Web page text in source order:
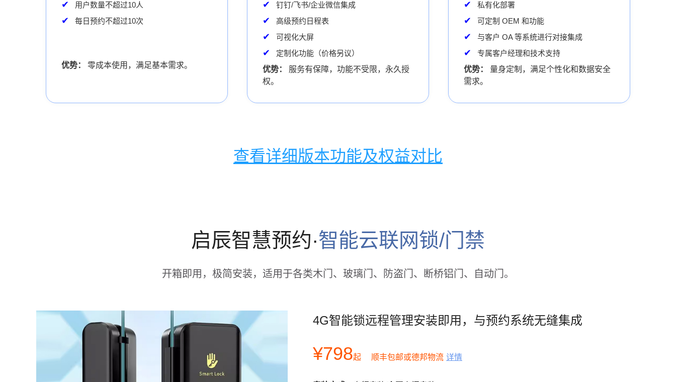
用户数量不超过10人
每日预约不超过10次
优势： 零成本使用，满足基本需求。
钉钉/飞书/企业微信集成
高级预约日程表
可视化大屏
定制化功能（价格另议）
优势：
服务有保障，功能不受限，永久授
权。
私有化部署
可定制 OEM 和功能
与客户 OA 等系统进行对接集成
专属客户经理和技术支持
优势：
量身定制，满足个性化和数据安全
需求。
查看详细版本功能及权益对比
启辰智慧预约·智能云联网锁/门禁
开箱即用，极简安装，适用于各类木门、玻璃门、防盗门、断桥铝门、自动门。
4G智能锁远程管理安装即用，与预约系统无缝集成
¥798起 顺丰包邮或德邦物流 详情